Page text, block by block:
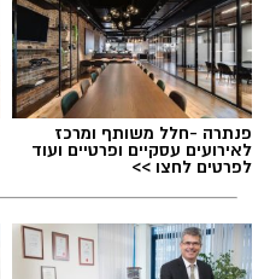
פנתרה -חלל משותף ומרכז
לאירועים עסקיים ופרטיים ועוד
לפרטים לחצו >>